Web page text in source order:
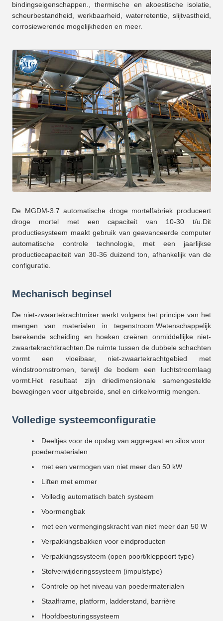
bindingseigenschappen., thermische en akoestische isolatie,
scheurbestandheid, werkbaarheid, waterretentie, slijtvastheid,
corrosiewerende mogelijkheden en meer.
De MGDM-3.7 automatische droge mortelfabriek produceert
droge mortel met een capaciteit van 10-30 t/u.Dit
productiesysteem maakt gebruik van geavanceerde computer
automatische controle technologie, met een jaarlijkse
productiecapaciteit van 30-36 duizend ton, afhankelijk van de
configuratie.
Mechanisch beginsel
De niet-zwaartekrachtmixer werkt volgens het principe van het
mengen van materialen in tegenstroom.Wetenschappelijk
berekende scheiding en hoeken creëren onmiddellijke niet-
zwaartekrachtkrachten.De ruimte tussen de dubbele schachten
vormt een vloeibaar, niet-zwaartekrachtgebied met
windstroomstromen, terwijl de bodem een luchtstroomlaag
vormt.Het resultaat zijn driedimensionale samengestelde
bewegingen voor uitgebreide, snel en cirkelvormig mengen.
Volledige systeemconfiguratie
Deeltjes voor de opslag van aggregaat en silos voor
poedermaterialen
met een vermogen van niet meer dan 50 kW
Liften met emmer
Volledig automatisch batch systeem
Voormengbak
met een vermengingskracht van niet meer dan 50 W
Verpakkingsbakken voor eindproducten
Verpakkingssysteem (open poort/kleppoort type)
Stofverwijderingssysteem (impulstype)
Controle op het niveau van poedermaterialen
Staalframe, platform, ladderstand, barrière
Hoofdbesturingssysteem